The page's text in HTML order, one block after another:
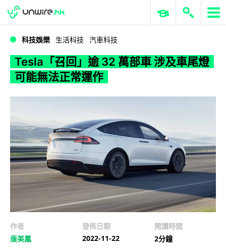
WWDC 2026 ERP 與商業 AI
科技娛樂 生活科技 汽車科技
Tesla「召回」逾 32 萬部車 涉及車尾燈
可能無法正常運作
作者
唐美鳳
發佈日期
2022-11-22
閱讀時間
2分鐘